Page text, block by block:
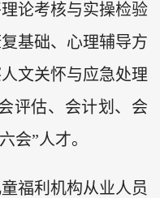
论考核与实操检验
基础、心理辅导方
文关怀与应急处理
评估、会计划、会
会”人才。
福利机构从业人员